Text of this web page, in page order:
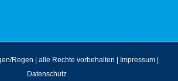
Regen | alle Rechte vorbehalten | Impressum|
Datenschutz